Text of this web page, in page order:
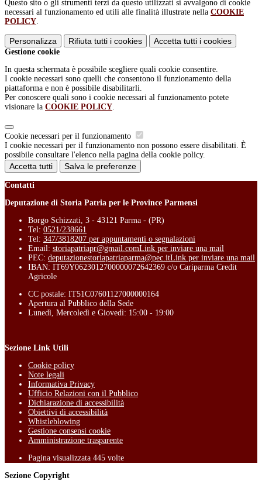
Questo sito o gli strumenti terzi da questo utilizzati si avvalgono di cookie
necessari al funzionamento ed utili alle finalità illustrate nella COOKIE
POLICY.
Personalizza Rifiuta tutti i cookies Accetta tutti i cookies
Gestione cookie
In questa schermata è possibile scegliere quali cookie consentire.
I cookie necessari sono quelli che consentono il funzionamento della
piattaforma e non è possibile disabilitarli.
Per conoscere quali sono i cookie necessari al funzionamento potete
visionare la COOKIE POLICY.
Cookie necessari per il funzionamento
I cookie necessari per il funzionamento non possono essere disabilitati. È
possibile consultare l'elenco nella pagina della cookie policy.
Accetta tutti Salva le preferenze
Contatti
Deputazione di Storia Patria per le Province Parmensi
Borgo Schizzati, 3 - 43121 Parma - (PR)
Tel: 0521/238661
Tel: 347/3818207 per appuntamenti o segnalazioni
Email: storiapatriapr@gmail.comLink per inviare una mail
PEC: deputazionestoriapatriaparma@pec.itLink per inviare una mail
IBAN: IT69Y0623012700000072642369 c/o Cariparma Credit
Agricole
CC postale: IT51C07601127000000164
Apertura al Pubblico della Sede
Lunedì, Mercoledì e Giovedì: 15:00 - 19:00
Sezione Link Utili
Cookie policy
Note legali
Informativa Privacy
Ufficio Relazioni con il Pubblico
Dichiarazione di accessibilità
Obiettivi di accessibilità
Whistleblowing
Gestione consensi cookie
Amministrazione trasparente
Pagina visualizzata 445 volte
Sezione Copyright